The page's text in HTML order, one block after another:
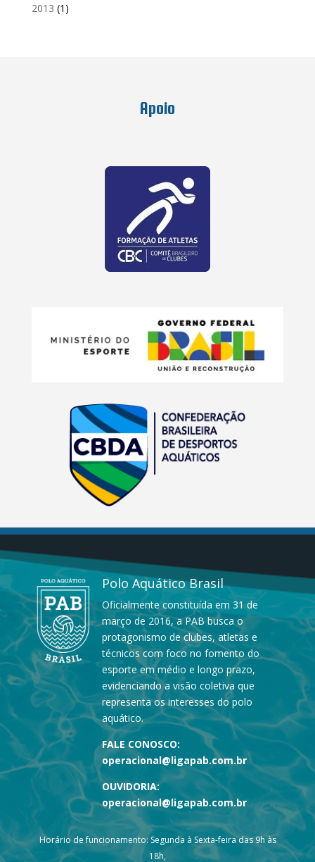
2013 (1)
Apoio
Polo Aquático Brasil
Oficialmente constituída em 31 de
março de 2016, a PAB busca o
protagonismo de clubes, atletas e
técnicos com foco no fomento do
esporte em médio e longo prazo,
evidenciando a visão coletiva que
representa os interesses do polo
aquático.
FALE CONOSCO:
operacional@ligapab.com.br
OUVIDORIA:
operacional@ligapab.com.br
Horário de funcionamento: Segunda à Sexta-feira das 9h às
18h,